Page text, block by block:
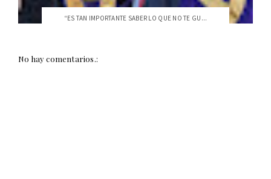
“ES TAN IMPORTANTE SABER LO QUE NO TE GU...
No hay comentarios.: